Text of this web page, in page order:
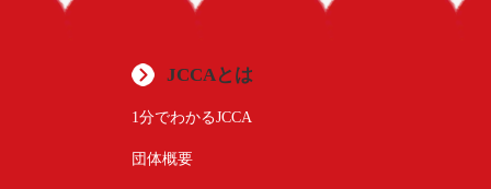
JCCAとは
1分でわかるJCCA
団体概要